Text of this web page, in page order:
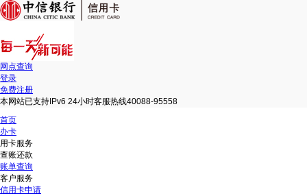
网点查询
登录
免费注册
本网站已支持IPv6 24小时客服热线40088-95558
首页
办卡
用卡服务
查账还款
账单查询
客户服务
信用卡申请